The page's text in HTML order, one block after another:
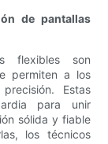
de pantallas
flexibles son
permiten a los
Estas
para unir
sólida y fiable
los técnicos